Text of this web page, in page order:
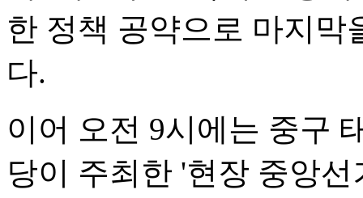
한 정책 공약으로 마지
다.
이어 오전 9시에는 중구
당이 주최한 '현장 중앙